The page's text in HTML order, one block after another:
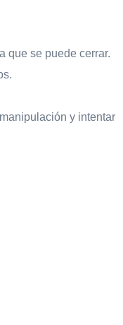
que se puede cerrar.
y intentar